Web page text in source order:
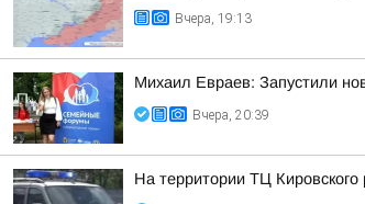
Вчера, 19:13
Михаил Евраев: Запустили
Вчера, 20:39
На территории ТЦ